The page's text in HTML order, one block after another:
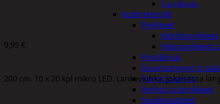
Tarvikkeet
Kodintekstiilit
Pyyhkeet
Keittiöpyyhkeet
Kylpypyyhkeet
Pöytäliinat
Sisustustyynyt ja
Tyynyt ja peitot
Verhot ja tarvikkeet
Vuodevaatteet
9,95 €
200 cm. 10 x 20 kpl mikro LED. Lankaviuhka, jokaisessa